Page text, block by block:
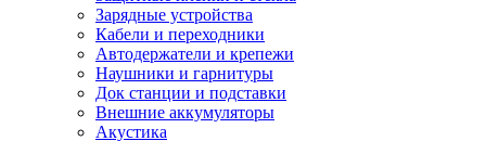
Зарядные устройства
Кабели и переходники
Автодержатели и крепежи
Наушники и гарнитуры
Док станции и подставки
Внешние аккумуляторы
Акустика